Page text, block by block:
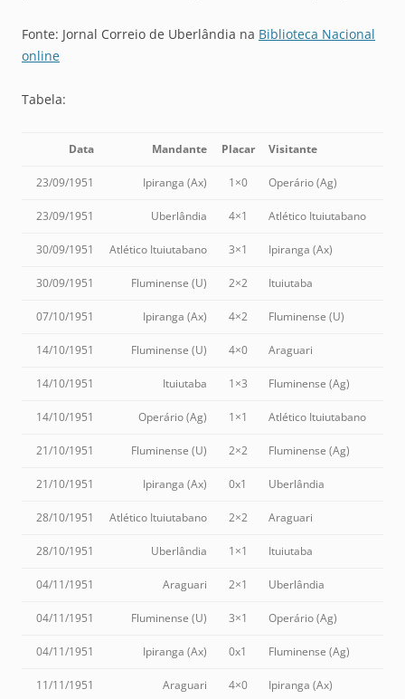
Fonte: Jornal Correio de Uberlândia na Biblioteca Nacional
online
Tabela:
Data Mandante Placar Visitante
23/09/1951 Ipiranga (Ax) 1×0 Operário (Ag)
23/09/1951 Uberlândia 4×1 Atlético Ituiutabano
30/09/1951 Atlético Ituiutabano 3×1 Ipiranga (Ax)
30/09/1951 Fluminense (U) 2×2 Ituiutaba
07/10/1951 Ipiranga (Ax) 4×2 Fluminense (U)
14/10/1951 Fluminense (U) 4×0 Araguari
14/10/1951 Ituiutaba 1×3 Fluminense (Ag)
14/10/1951 Operário (Ag) 1×1 Atlético Ituiutabano
21/10/1951 Fluminense (U) 2×2 Fluminense (Ag)
21/10/1951 Ipiranga (Ax) 0x1 Uberlândia
28/10/1951 Atlético Ituiutabano 2×2 Araguari
28/10/1951 Uberlândia 1×1 Ituiutaba
04/11/1951 Araguari 2×1 Uberlândia
04/11/1951 Fluminense (U) 3×1 Operário (Ag)
04/11/1951 Ipiranga (Ax) 0x1 Fluminense (Ag)
11/11/1951 Araguari 4×0 Ipiranga (Ax)